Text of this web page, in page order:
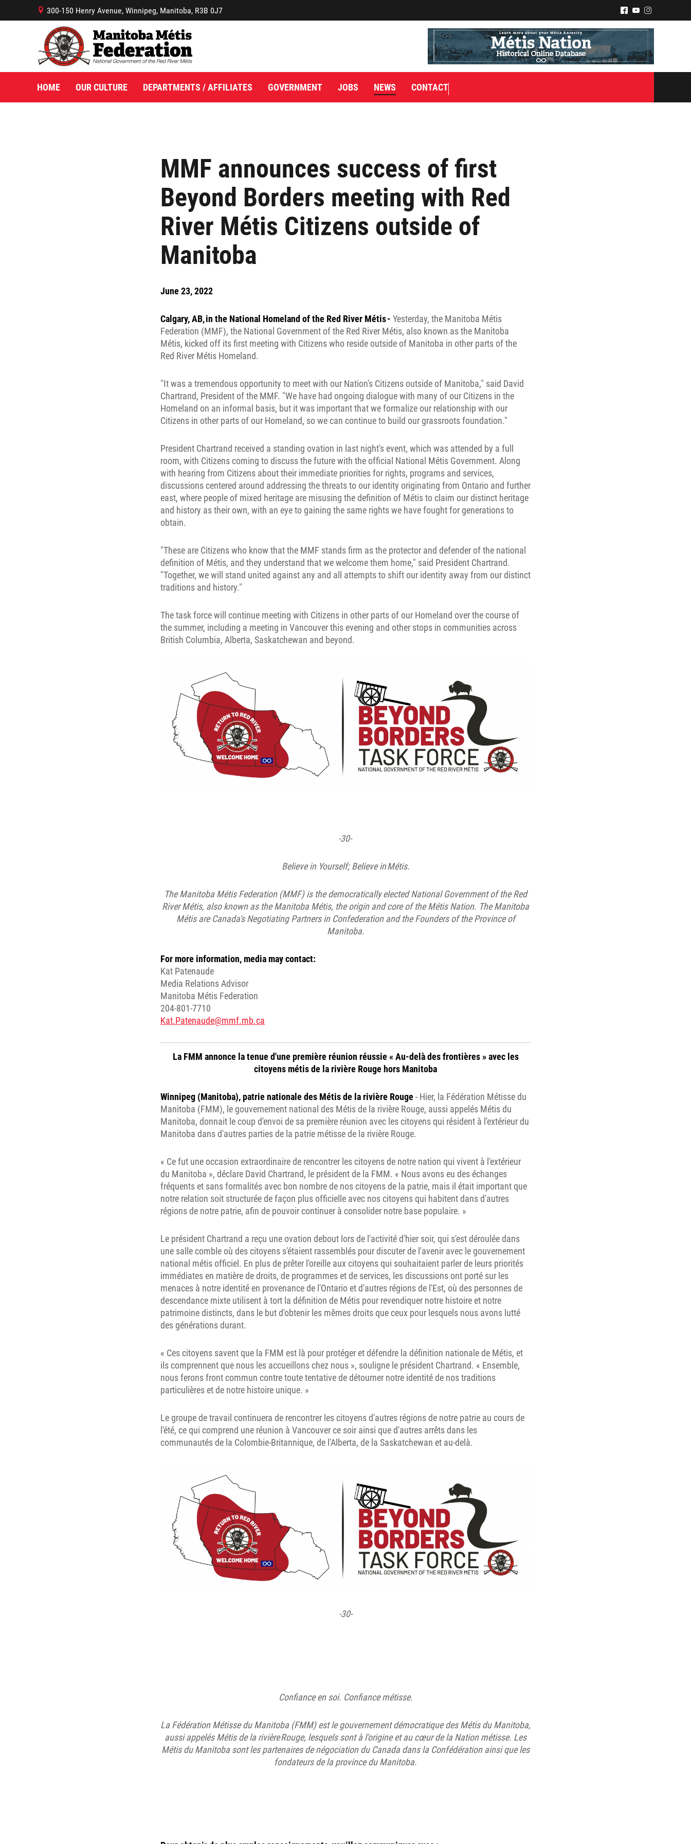
MMF announces success of first
Beyond Borders meeting with Red
River Métis Citizens outside of
Manitoba
June 23, 2022
Calgary, AB, in the National Homeland of the Red River Métis - Yesterday, the Manitoba Métis
Federation (MMF), the National Government of the Red River Métis, also known as the Manitoba
Métis, kicked off its first meeting with Citizens who reside outside of Manitoba in other parts of the
Red River Métis Homeland.
"It was a tremendous opportunity to meet with our Nation's Citizens outside of Manitoba," said David
Chartrand, President of the MMF. "We have had ongoing dialogue with many of our Citizens in the
Homeland on an informal basis, but it was important that we formalize our relationship with our
Citizens in other parts of our Homeland, so we can continue to build our grassroots foundation."
President Chartrand received a standing ovation in last night's event, which was attended by a full
room, with Citizens coming to discuss the future with the official National Métis Government. Along
with hearing from Citizens about their immediate priorities for rights, programs and services,
discussions centered around addressing the threats to our identity originating from Ontario and further
east, where people of mixed heritage are misusing the definition of Métis to claim our distinct heritage
and history as their own, with an eye to gaining the same rights we have fought for generations to
obtain.
"These are Citizens who know that the MMF stands firm as the protector and defender of the national
definition of Métis, and they understand that we welcome them home," said President Chartrand.
"Together, we will stand united against any and all attempts to shift our identity away from our distinct
traditions and history."
The task force will continue meeting with Citizens in other parts of our Homeland over the course of
the summer, including a meeting in Vancouver this evening and other stops in communities across
British Columbia, Alberta, Saskatchewan and beyond.
-30-
Believe in Yourself; Believe in Métis.
The Manitoba Métis Federation (MMF) is the democratically elected National Government of the Red
River Métis, also known as the Manitoba Métis, the origin and core of the Métis Nation. The Manitoba
Métis are Canada's Negotiating Partners in Confederation and the Founders of the Province of
Manitoba.
For more information, media may contact:
Kat Patenaude
Media Relations Advisor
Manitoba Métis Federation
204-801-7710
Kat.Patenaude@mmf.mb.ca
La FMM annonce la tenue d'une première réunion réussie « Au-delà des frontières » avec les
citoyens métis de la rivière Rouge hors Manitoba
Winnipeg (Manitoba), patrie nationale des Métis de la rivière Rouge- Hier, la Fédération Métisse du
Manitoba (FMM), le gouvernement national des Métis de la rivière Rouge, aussi appelés Métis du
Manitoba, donnait le coup d'envoi de sa première réunion avec les citoyens qui résident à l'extérieur du
Manitoba dans d'autres parties de la patrie métisse de la rivière Rouge.
« Ce fut une occasion extraordinaire de rencontrer les citoyens de notre nation qui vivent à l'extérieur
du Manitoba », déclare David Chartrand, le président de la FMM. « Nous avons eu des échanges
fréquents et sans formalités avec bon nombre de nos citoyens de la patrie, mais il était important que
notre relation soit structurée de façon plus officielle avec nos citoyens qui habitent dans d'autres
régions de notre patrie, afin de pouvoir continuer à consolider notre base populaire. »
Le président Chartrand a reçu une ovation debout lors de l'activité d'hier soir, qui s'est déroulée dans
une salle comble où des citoyens s'étaient rassemblés pour discuter de l'avenir avec le gouvernement
national métis officiel. En plus de prêter l'oreille aux citoyens qui souhaitaient parler de leurs priorités
immédiates en matière de droits, de programmes et de services, les discussions ont porté sur les
menaces à notre identité en provenance de l'Ontario et d'autres régions de l'Est, où des personnes de
descendance mixte utilisent à tort la définition de Métis pour revendiquer notre histoire et notre
patrimoine distincts, dans le but d'obtenir les mêmes droits que ceux pour lesquels nous avons lutté
des générations durant.
« Ces citoyens savent que la FMM est là pour protéger et défendre la définition nationale de Métis, et
ils comprennent que nous les accueillons chez nous », souligne le président Chartrand. « Ensemble,
nous ferons front commun contre toute tentative de détourner notre identité de nos traditions
particulières et de notre histoire unique. »
Le groupe de travail continuera de rencontrer les citoyens d'autres régions de notre patrie au cours de
l'été, ce qui comprend une réunion à Vancouver ce soir ainsi que d'autres arrêts dans les
communautés de la Colombie-Britannique, de l'Alberta, de la Saskatchewan et au-delà.
-30-
Confiance en soi. Confiance métisse.
La Fédération Métisse du Manitoba (FMM) est le gouvernement démocratique des Métis du Manitoba,
aussi appelés Métis de la rivière Rouge, lesquels sont à l'origine et au cœur de la Nation métisse. Les
Métis du Manitoba sont les partenaires de négociation du Canada dans la Confédération ainsi que les
fondateurs de la province du Manitoba.
B 300-150 Henry Avenue, Winnipeg, Manitoba, R3B 0J7 ^ ( &
HOME OUR CULTURE DEPARTMENTS / AFFILIATES GOVERNMENT JOBS NEWS CONTACT